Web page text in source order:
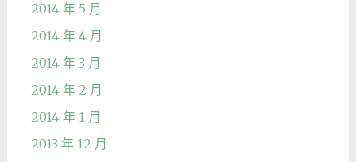
2014 年 5 月
2014 年 4 月
2014 年 3 月
2014 年 2 月
2014 年 1 月
2013 年 12 月